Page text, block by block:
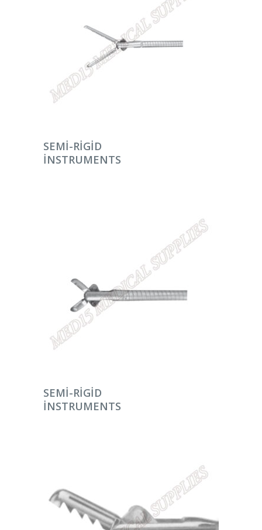
DEVAMINI OKU
SEMI-RIGID
INSTRUMENTS
DEVAMINI OKU
SEMI-RIGID
INSTRUMENTS